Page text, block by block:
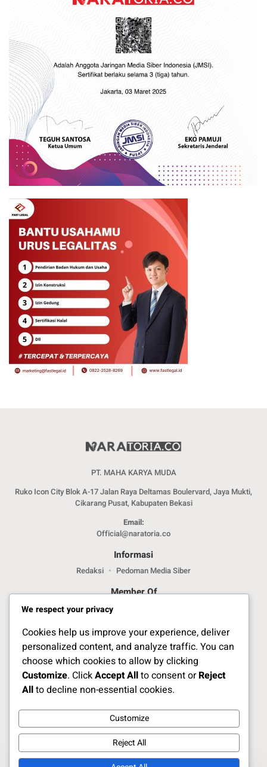
PT. MAHA KARYA MUDA
Ruko Icon City Blok A-17 Jalan Raya Deltamas Boulervard, Jaya Mukti,
Cikarang Pusat, Kabupaten Bekasi
Email:
Official@naratoria.co
Informasi
Redaksi Pedoman Media Siber
Member Of
Jelajahi Berita di Apps Kami
Ikuti Kami
We respect your privacy
Cookies help us improve your experience, deliver
personalized content, and analyze traffic. You can
choose which cookies to allow by clicking
Customize. ClickAccept Allto consent orReject
Allto decline non-essential cookies.
Customize
Reject All